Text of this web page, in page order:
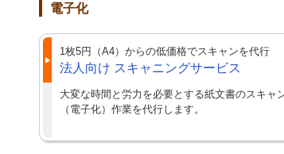
電子化
1枚5円（A4）からの低価格でスキャンを代行
法人向け スキャニングサービス
大変な時間と労力を必要とする紙文書のスキャ
（電子化）作業を代行します。